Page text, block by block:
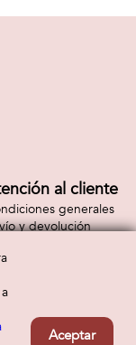
al cliente
generales
y devolución
Aceptar